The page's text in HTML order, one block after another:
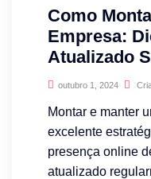
Como
Empresa:
Atualizado
outubro 1, 2024
Montar e manter
excelente
presença online
atualizado